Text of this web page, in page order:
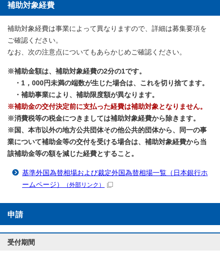
補助対象経費
補助対象経費は事業によって異なりますので、詳細は募集要項を
ご確認ください。
なお、次の注意点についてもあらかじめご確認ください。
※補助金額は、補助対象経費の2分の1です。
・1，000円未満の端数が生じた場合は、これを切り捨てます。
・補助事業により、補助限度額が異なります。
※補助金の交付決定前に支払った経費は補助対象となりません。
※消費税等の税金につきましては補助対象経費から除きます。
※国、本市以外の地方公共団体その他公共的団体から、同一の事
業について補助金等の交付を受ける場合は、補助対象経費から当
該補助金等の額を減じた経費とすること。
基準外国為替相場および裁定外国為替相場一覧（日本銀行ホ
ームページ）
（外部リンク）
申請
受付期間